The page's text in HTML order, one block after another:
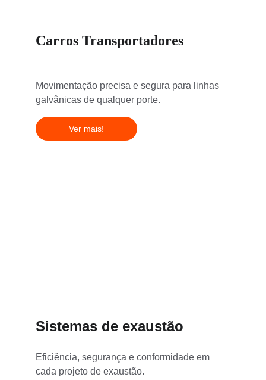
Carros Transportadores
Movimentação precisa e segura para linhas
galvânicas de qualquer porte.
Sistemas de exaustão
Eficiência, segurança e conformidade em
cada projeto de exaustão.
Ver mais!